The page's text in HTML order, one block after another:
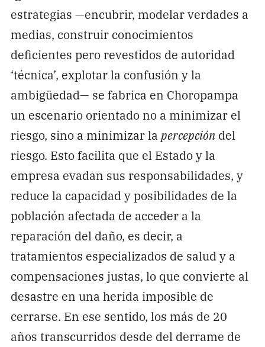
estrategias —encubrir, modelar verdades a
medias, construir conocimientos
deficientes pero revestidos de autoridad
‘técnica’, explotar la confusión y la
ambigüedad— se fabrica en Choropampa
un escenario orientado no a minimizar el
riesgo, sino a minimizar la percepcióndel
riesgo. Esto facilita que el Estado y la
empresa evadan sus responsabilidades, y
reduce la capacidad y posibilidades de la
población afectada de acceder a la
reparación del daño, es decir, a
tratamientos especializados de salud y a
compensaciones justas, lo que convierte al
desastre en una herida imposible de
cerrarse. En ese sentido, los más de 20
años transcurridos desde del derrame de